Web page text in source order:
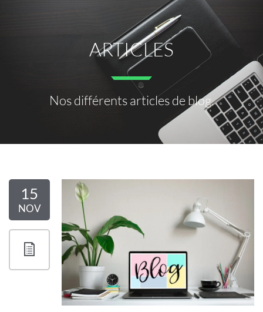
ARTICLES
Nos différents articles de blog.
15
NOV